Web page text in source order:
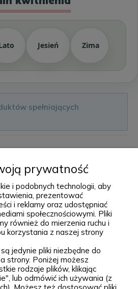
Jesień Zima
spełniających
centrum
roślin i sklep ogrodniczy
do natury, ogrodów i
początku naszym celem jest
wysokiej jakości roślin
przyjmują się po
zdobią przydomowe
więcej
prywatność
i podobnych technologii, aby
prezentować
i reklamy oraz udostępniać
społecznościowymi. Pliki
również do mierzenia ruchu i
korzystania z naszej strony
jedynie pliki niezbędne do
strony. Poniżej możesz
rodzaje plików, klikając
lub odmówić ich używania (z